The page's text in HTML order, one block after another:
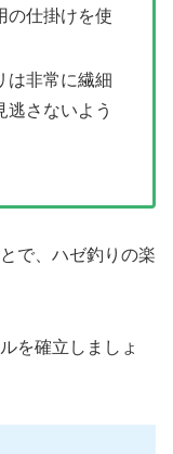
の仕掛けを使
は非常に繊細
逃さないよう
で、ハゼ釣りの楽
を確立しましょ